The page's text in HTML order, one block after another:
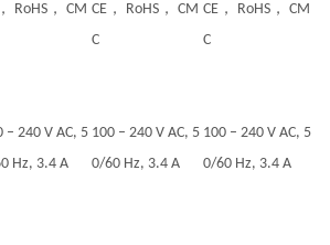
RoHS， CM CE， RoHS， CM
C
CE， RoHS， CM
C
– 240 V AC, 5
Hz, 3.4 A
100 – 240 V AC, 5
0/60 Hz, 3.4 A
100 – 240 V AC, 5
0/60 Hz, 3.4 A